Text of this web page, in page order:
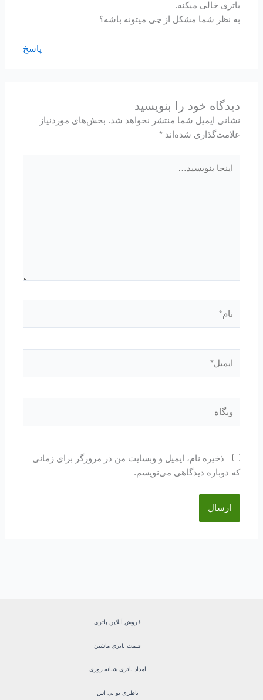
باتری خالی میکنه.
به نظر شما مشکل از چی میتونه باشه؟
پاسخ
دیدگاه‌ خود را بنویسید
نشانی ایمیل شما منتشر نخواهد شد. بخش‌های موردنیاز
علامت‌گذاری شده‌اند*
بنویسید…
ذخیره نام، ایمیل و وبسایت من در مرورگر برای زمانی
که دوباره دیدگاهی می‌نویسم.
فروش آنلاین باتری
قیمت باتری ماشین
امداد باتری شبانه روزی
باطری یو پی اس